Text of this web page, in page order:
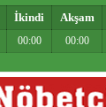
İkindi Akşam
00:00 00:00